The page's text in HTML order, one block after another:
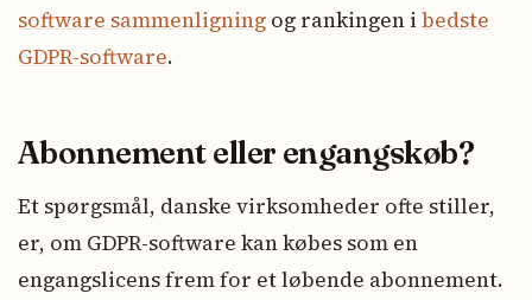
software sammenligning og rankingen ibedste
GDPR-software.
Abonnement eller engangskøb?
Et spørgsmål, danske virksomheder ofte stiller,
er, om GDPR-software kan købes som en
engangslicens frem for et løbende abonnement.